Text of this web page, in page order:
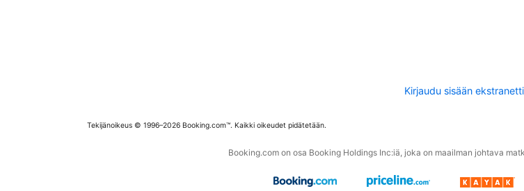
Kirjaudu sisään
Tekijänoikeus © 1996–2026 Booking.com™. Kaikki oikeudet pidätetään.
Booking.com on osa Booking Holdings Inc:iä, joka on maailman johtava